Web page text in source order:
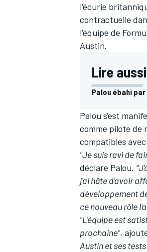
WEC
l'écurie
contractuelle
l'équipe de
Austin.
Lire
Palou ébahi
Palou s'est
comme pilote de
compatibles
"Je suis ravi de
déclare Palou.
j'ai hâte d'avoir
développement
ce nouveau rôle
"L'équipe est
prochaine",
Austin et ses